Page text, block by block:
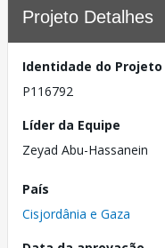
Projeto Detalhes
Identidade do Projeto
P116792
Líder da Equipe
Zeyad Abu-Hassanein
País
Cisjordânia e Gaza